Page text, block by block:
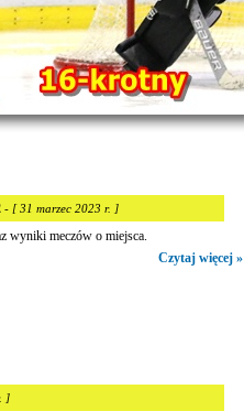
- [ 31 marzec 2023 r. ]
wyniki meczów o miejsca.
Czytaj więcej »
]